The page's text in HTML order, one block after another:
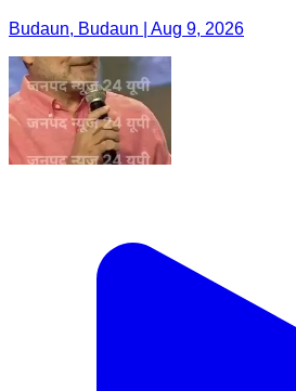
Budaun, Budaun | Aug 9, 2026